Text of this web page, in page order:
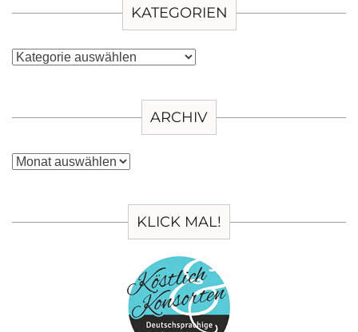
KATEGORIEN
Kategorien
ARCHIV
Archiv
KLICK MAL!